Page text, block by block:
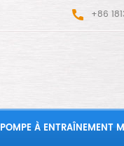
+86
POMPE À ENTRAÎNEMENT